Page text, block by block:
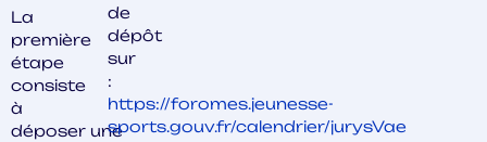
La
première
étape
consiste
à
déposer une
de
dépôt
sur
:
https://foromes.jeunesse-
sports.gouv.fr/calendrier/jurysVae